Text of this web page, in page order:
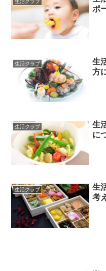
ポ
生活クラブ
生
方
生活クラブ
生
に
生活クラブ
生
考